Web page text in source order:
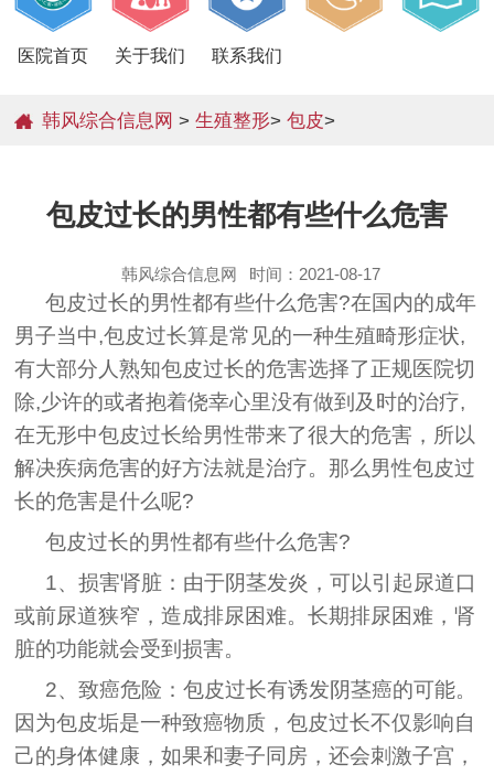
医院首页 关于我们 联系我们
韩风综合信息网 >生殖整形>包皮>
包皮过长的男性都有些什么危害
韩风综合信息网 时间：2021-08-17
包皮过长的男性都有些什么危害?在国内的成年
男子当中,包皮过长算是常见的一种生殖畸形症状,
有大部分人熟知包皮过长的危害选择了正规医院切
除,少许的或者抱着侥幸心里没有做到及时的治疗,
在无形中包皮过长给男性带来了很大的危害，所以
解决疾病危害的好方法就是治疗。那么男性包皮过
长的危害是什么呢?
包皮过长的男性都有些什么危害?
1、损害肾脏：由于阴茎发炎，可以引起尿道口
或前尿道狭窄，造成排尿困难。长期排尿困难，肾
脏的功能就会受到损害。
2、致癌危险：包皮过长有诱发阴茎癌的可能。
因为包皮垢是一种致癌物质，包皮过长不仅影响自
己的身体健康，如果和妻子同房，还会刺激子宫，